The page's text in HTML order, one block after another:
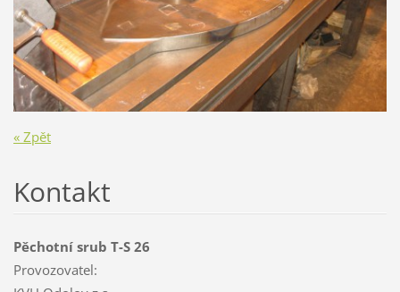
« Zpět
Kontakt
Pěchotní srub T-S 26
Provozovatel: